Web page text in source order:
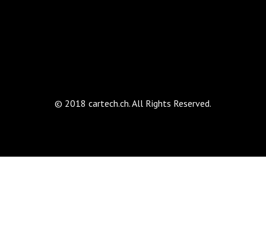
© 2018 cartech.ch. All Rights Reserved.